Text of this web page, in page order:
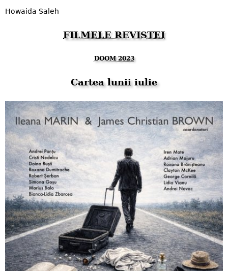
Howaida Saleh
FILMELE REVISTEI
DOOM 2023
Cartea lunii iulie